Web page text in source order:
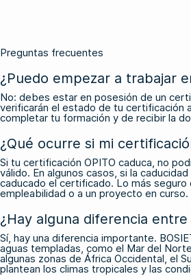
Preguntas frecuentes
¿Puedo empezar a trabajar
No: debes estar en posesión de un
verificarán el estado de tu certificación
completar tu formación y de recibir la
¿Qué ocurre si mi
Si tu certificación OPITO caduca, no
válido. En algunos casos, si la
caducado el certificado. Lo más seguro
empleabilidad o a un proyecto en curso.
¿Hay alguna diferencia entre
Sí, hay una diferencia importante.
aguas templadas, como el Mar del
algunas zonas de África Occidental, el
plantean los climas tropicales y las